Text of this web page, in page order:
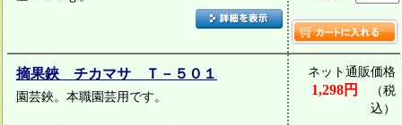
摘果鋏 チカマサ Ｔ－５０１
園芸鋏。本職園芸用です。
ネット通販価格
1,298円
（税
込）